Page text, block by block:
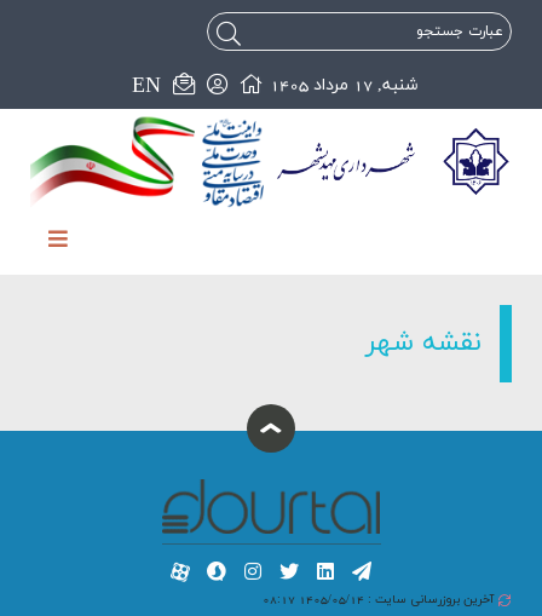
شنبه, 17 مرداد 1405 EN
نقشه شهر
آخرین بروزرسانی سایت : 1405/05/14 08:17